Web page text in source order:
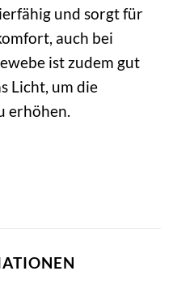
und sorgt für
auch bei
ist zudem gut
Licht, um die
erhöhen.